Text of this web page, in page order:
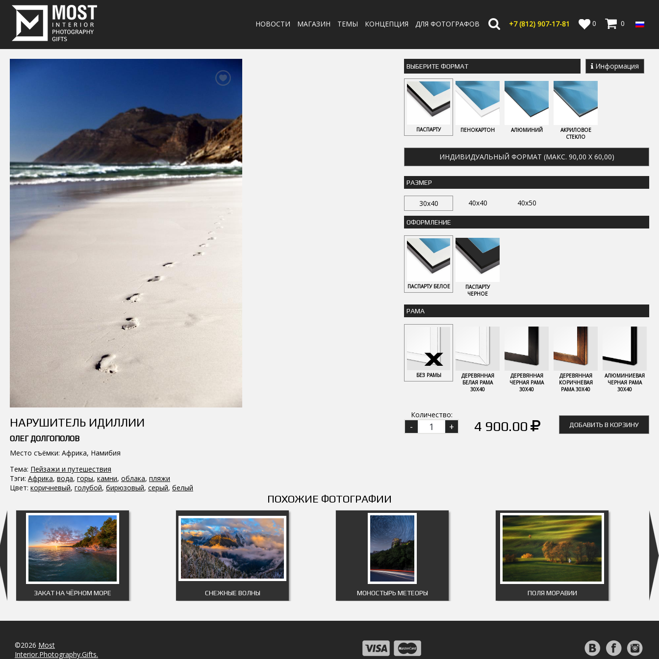
НОВОСТИ МАГАЗИН ТЕМЫ КОНЦЕПЦИЯ ДЛЯ ФОТОГРАФОВ +7 (812) 907-17-81 0 0
НАРУШИТЕЛЬ ИДИЛЛИИ
ОЛЕГ ДОЛГОПОЛОВ
Место съёмки: Африка, Намибия
Тема: Пейзажи и путешествия
Тэги: Африка, вода, горы, камни, облака, пляжи
Цвет: коричневый, голубой, бирюзовый, серый, белый
ВЫБЕРИТЕ ФОРМАТ Информация
ПАСПАРТУ ПЕНОКАРТОН АЛЮМИНИЙ
АКРИЛОВОЕ
СТЕКЛО
ИНДИВИДУАЛЬНЫЙ ФОРМАТ (МАКС. 90,00 X 60,00)
РАЗМЕР
30x40 40x40 40x50
ОФОРМЛЕНИЕ
ПАСПАРТУ БЕЛОЕ
ПАСПАРТУ
ЧЕРНОЕ
РАМА
БЕЗ РАМЫ
ДЕРЕВЯННАЯ
БЕЛАЯ РАМА
30Х40
ДЕРЕВЯННАЯ
ЧЕРНАЯ РАМА
30Х40
ДЕРЕВЯННАЯ
КОРИЧНЕВАЯ
РАМА 30Х40
АЛЮМИНИЕВАЯ
ЧЕРНАЯ РАМА
30Х40
Количество:
4 900.00 ДОБАВИТЬ В КОРЗИНУ
ПОХОЖИЕ ФОТОГРАФИИ
ЗАКАТ НА ЧЁРНОМ МОРЕ СНЕЖНЫЕ ВОЛНЫ МОНОСТЫРЬ МЕТЕОРЫ ПОЛЯ МОРАВИИ
©2026 Most
Interior.Photography.Gifts.